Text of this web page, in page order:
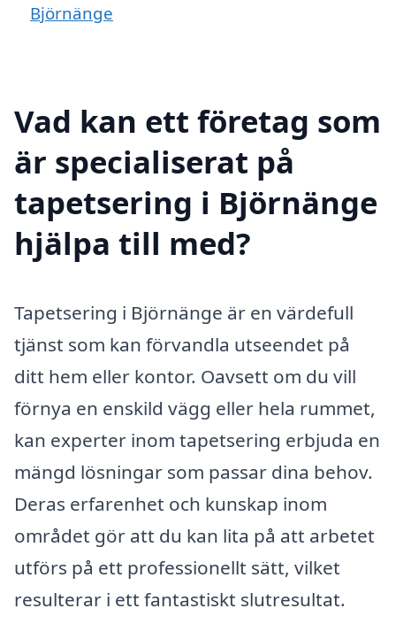
Björnänge
Vad kan ett företag som
är specialiserat på
tapetsering i Björnänge
hjälpa till med?
Tapetsering i Björnänge är en värdefull
tjänst som kan förvandla utseendet på
ditt hem eller kontor. Oavsett om du vill
förnya en enskild vägg eller hela rummet,
kan experter inom tapetsering erbjuda en
mängd lösningar som passar dina behov.
Deras erfarenhet och kunskap inom
området gör att du kan lita på att arbetet
utförs på ett professionellt sätt, vilket
resulterar i ett fantastiskt slutresultat.